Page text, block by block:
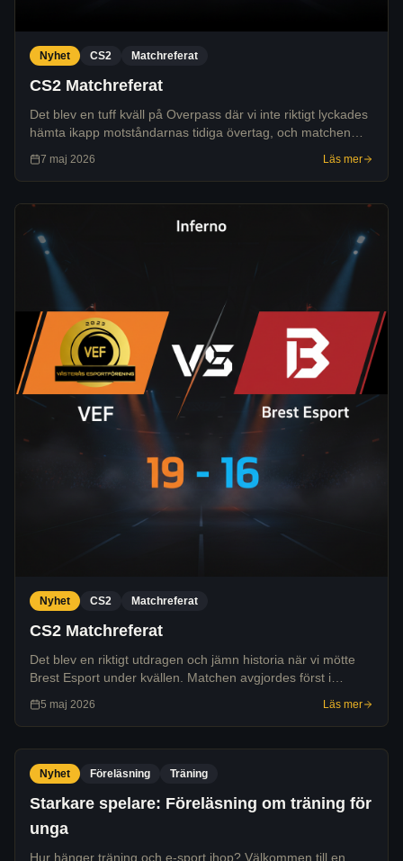
Nyhet CS2 Matchreferat
CS2 Matchreferat
Det blev en tuff kväll på Overpass där vi inte riktigt lyckades
hämta ikapp motståndarnas tidiga övertag, och matchen
slutade 9-13 till KISLYAKK.
7 maj 2026 Läs mer
Nyhet CS2 Matchreferat
CS2 Matchreferat
Det blev en riktigt utdragen och jämn historia när vi mötte
Brest Esport under kvällen. Matchen avgjordes först i
förlängning där vi till slut lyckades dra det längsta strået och
vinna med 19-16.
5 maj 2026 Läs mer
Nyhet Föreläsning Träning
Starkare spelare: Föreläsning om träning för
unga
Hur hänger träning och e-sport ihop? Välkommen till en